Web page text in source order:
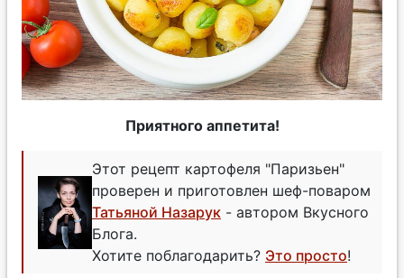
Приятного аппетита!
Этот рецепт картофеля "Паризьен"
проверен и приготовлен шеф-поваром
Татьяной Назарук - автором Вкусного
Блога.
Хотите поблагодарить? Это просто!